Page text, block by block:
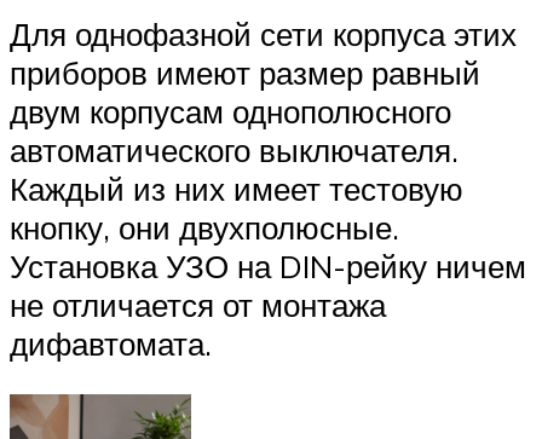
Для однофазной сети корпуса этих
приборов имеют размер равный
двум корпусам однополюсного
автоматического выключателя.
Каждый из них имеет тестовую
кнопку, они двухполюсные.
Установка УЗО на DIN-рейку ничем
не отличается от монтажа
дифавтомата.